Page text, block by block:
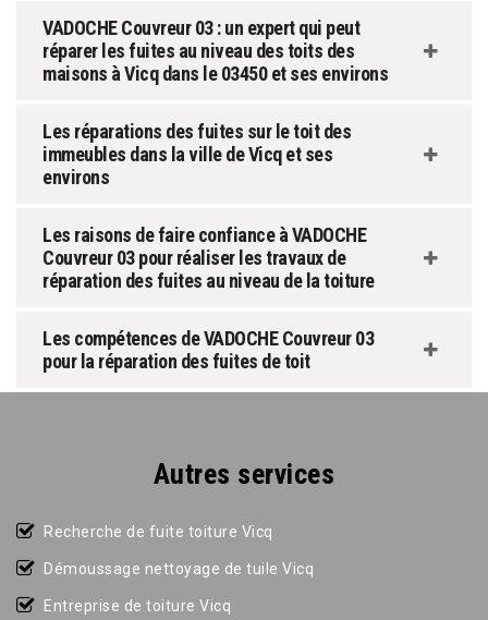
VADOCHE Couvreur 03 : un expert qui peut
réparer les fuites au niveau des toits des
maisons à Vicq dans le 03450 et ses environs
Les réparations des fuites sur le toit des
immeubles dans la ville de Vicq et ses
environs
Les raisons de faire confiance à VADOCHE
Couvreur 03 pour réaliser les travaux de
réparation des fuites au niveau de la toiture
Les compétences de VADOCHE Couvreur 03
pour la réparation des fuites de toit
Autres services
Recherche de fuite toiture Vicq
Démoussage nettoyage de tuile Vicq
Entreprise de toiture Vicq